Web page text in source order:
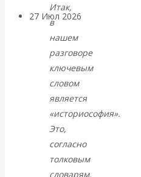
27 Июл 2026
Валентин
КАтасонов.
«МЕТОД
ОТМЫВАНИЯ
Итак,
в
нашем
разговоре
ключевым
словом
является
«историософия».
Это,
согласно
толковым
словарям,